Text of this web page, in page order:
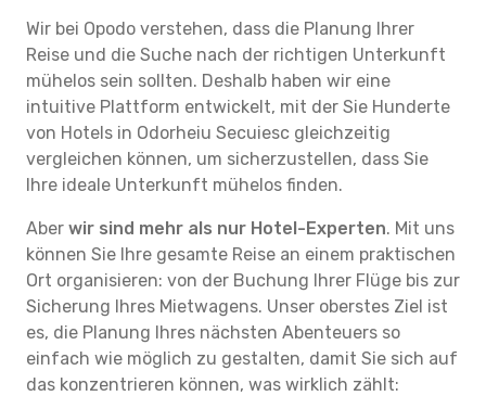
Wir bei Opodo verstehen, dass die Planung Ihrer
Reise und die Suche nach der richtigen Unterkunft
mühelos sein sollten. Deshalb haben wir eine
intuitive Plattform entwickelt, mit der Sie Hunderte
von Hotels in Odorheiu Secuiesc gleichzeitig
vergleichen können, um sicherzustellen, dass Sie
Ihre ideale Unterkunft mühelos finden.
Aber wir sind mehr als nur Hotel-Experten. Mit uns
können Sie Ihre gesamte Reise an einem praktischen
Ort organisieren: von der Buchung Ihrer Flüge bis zur
Sicherung Ihres Mietwagens. Unser oberstes Ziel ist
es, die Planung Ihres nächsten Abenteuers so
einfach wie möglich zu gestalten, damit Sie sich auf
das konzentrieren können, was wirklich zählt: